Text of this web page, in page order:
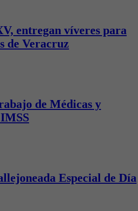
entregan víveres para
de Veracruz
de Médicas y
Especial de Día